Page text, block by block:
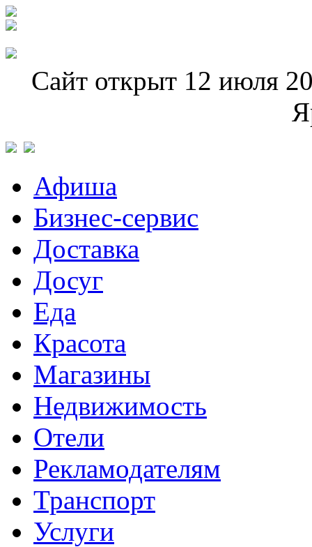
Сайт открыт 12 июля
Афиша
Бизнес-сервис
Доставка
Досуг
Еда
Красота
Магазины
Недвижимость
Отели
Рекламодателям
Транспорт
Услуги